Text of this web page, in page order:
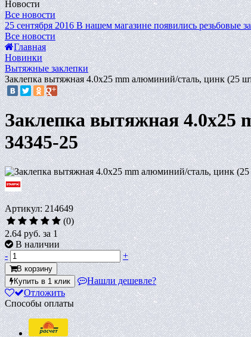
Новости
Все новости
25 сентября 2016 В нашем магазине появились резьбовые
Все новости
Главная
Новинки
Вытяжные заклепки
Заклепка вытяжная 4.0х25 mm алюминий/сталь, цинк (25
Заклепка вытяжная 4.0х25
34345-25
Артикул: 214649
(0)
2.64 руб.за 1
В наличии
-
+
В корзину
Купить в 1 клик
Нашли дешевле?
Отложить
Способы оплаты